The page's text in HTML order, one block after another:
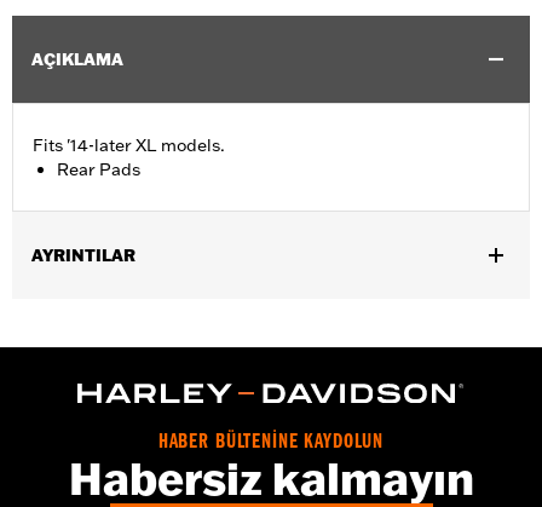
AÇIKLAMA
Fits '14-later XL models.
Rear Pads
AYRINTILAR
HABER BÜLTENİNE KAYDOLUN
Habersiz kalmayın